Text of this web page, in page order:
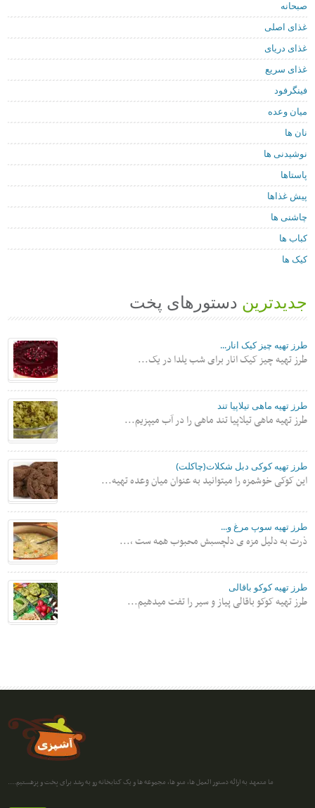
صبحانه
غذای اصلی
غذای دریای
غذای سریع
فینگرفود
میان وعده
نان ها
نوشیدنی ها
پاستاها
پیش غذاها
چاشنی ها
کباب ها
کیک ها
جدیدترین دستورهای پخت
طرز تهیه چیز کیک انار...
طرز تهیه چیز کیک انار برای شب یلدا در یک...
طرز تهیه ماهی تیلاپیا تند
طرز تهیه ماهی تیلاپیا تند ماهی را در آب میپزیم...
طرز تهیه کوکی دبل شکلات(چاکلت)
این کوکی خوشمزه را میتوانید به عنوان میان وعده تهیه...
طرز تهیه سوپ مرغ و...
ذرت به دلیل مزه ی دلچسبش محبوب همه ست ،...
طرز تهیه کوکو باقالی
طرز تهیه کوکو باقالی پیاز و سیر را تفت میدهیم...
ما متعهد به ارائه دستور العمل ها، منو ها، مجموعه ها و یک کتابخانه رو به رشد برای پخت و پزهستیم....